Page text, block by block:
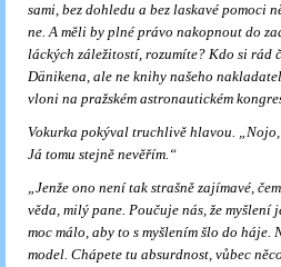
sami, bez dohledu a bez laskavé pomoci
ne. A měli by plné právo nakopnout do
láckých záležitostí, rozumíte? Kdo si rád
Dänikena, ale ne knihy našeho
vloni na pražském astronautickém
Vokurka pokýval truchlivě hlavou. „Nojo,
Já tomu stejně nevěřím.“
„Jenže ono není tak strašně zajímavé,
věda, milý pane. Poučuje nás, že myšlení
moc málo, aby to s myšlením šlo do
model. Chápete tu absurdnost, vůbec